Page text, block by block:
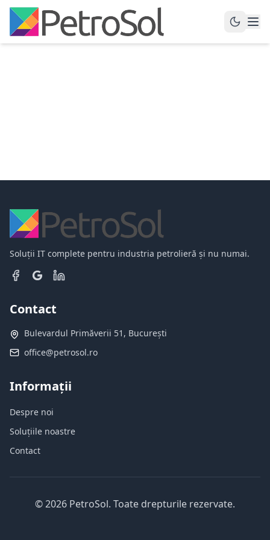
Soluții IT complete pentru industria petrolieră și nu numai.
Contact
Bulevardul Primăverii 51, București
office@petrosol.ro
Informații
Despre noi
Soluțiile noastre
Contact
©2026 PetroSol. Toate drepturile rezervate.